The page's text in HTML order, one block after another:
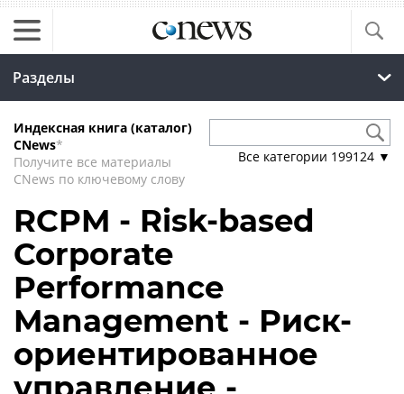
Разделы
Индексная книга (каталог)
CNews*
Получите все материалы
CNews по ключевому слову
Все категории 199124 ▼
RCPM - Risk-based
Corporate
Performance
Management - Риск-
ориентированное